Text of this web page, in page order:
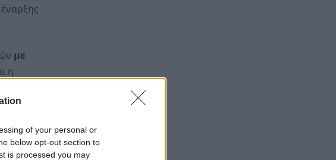
of your personal or
below opt-out section to
is processed you may
με
η